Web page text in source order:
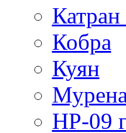
Кобра
Куян
НР-09